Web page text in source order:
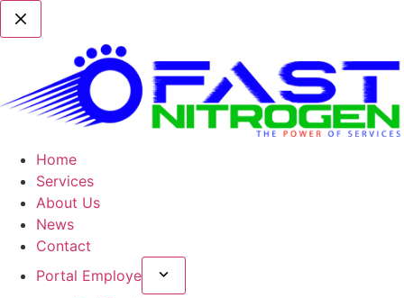
Home
Services
About Us
News
Contact
Portal Employe